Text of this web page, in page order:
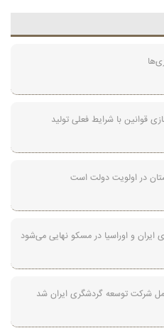
قوانین با شرایط فعلی تولید
در اولویت دولت است
ایران و اوراسیا در مسکو نهایی می‌شود
شرکت توسعه گردشگری ایران شد